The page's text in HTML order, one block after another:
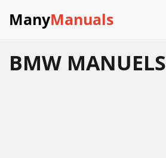
ManyManuals
BMW MANUELS